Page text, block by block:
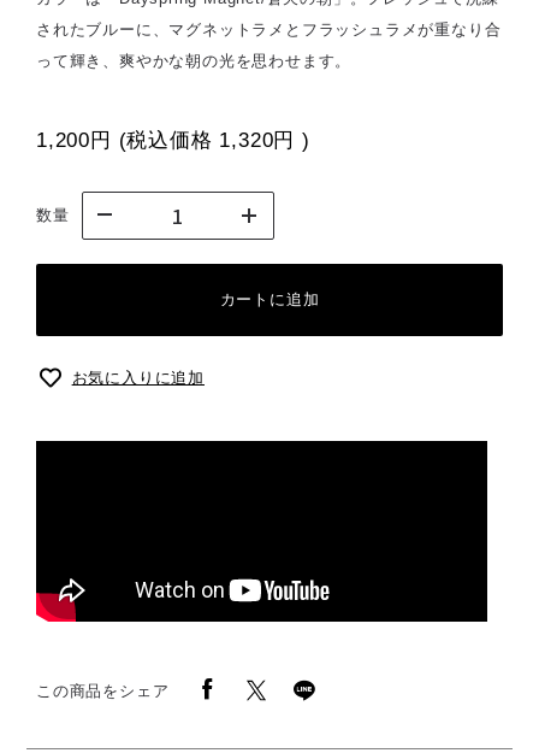
されたブルーに、マグネットラメとフラッシュラメが重なり合
って輝き、爽やかな朝の光を思わせます。
1,200円 (税込価格 1,320円 )
数量
カートに追加
お気に入りに追加
この商品をシェア